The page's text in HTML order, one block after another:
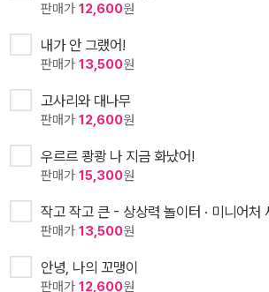
판매가 12,600원
내가 안 그랬어!
판매가 13,500원
고사리와 대나무
판매가 12,600원
우르르 쾅쾅 나 지금 화났어!
판매가 15,300원
작고 작고 큰 - 상상력 놀이터 · 미니어처
판매가 13,500원
안녕, 나의 꼬맹이
판매가 12,600원